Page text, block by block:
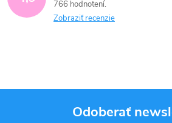
766 hodnotení
Zobraziť recenzie
Odoberať